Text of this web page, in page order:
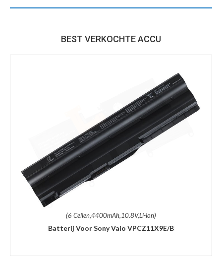
BEST VERKOCHTE ACCU
(6 Cellen,4400mAh,10.8V,Li-ion)
Batterij Voor Sony Vaio VPCZ11X9E/B